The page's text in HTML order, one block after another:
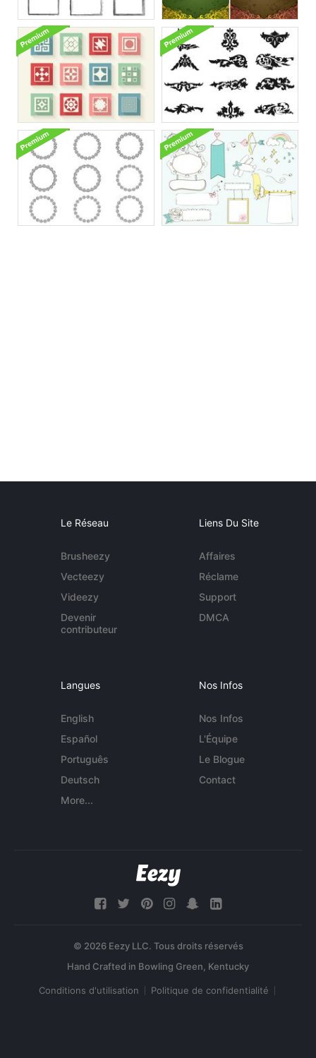
Le Réseau
Brusheezy
Vecteezy
Videezy
Devenir
contributeur
Liens Du Site
Affaires
Réclame
Support
DMCA
Langues
English
Español
Português
Deutsch
More...
Nos Infos
Nos Infos
L'Équipe
Le Blogue
Contact
© 2026 Eezy LLC. Tous droits réservés
Conditions d'utilisation Politique de confidentialité